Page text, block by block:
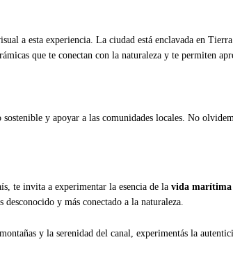
a esta experiencia. La ciudad está enclavada en
que te conectan con la naturaleza y te permiten
y apoyar a las comunidades locales. No
te invita a experimentar la esencia de la vida marítima
desconocido y más conectado a la naturaleza.
y la serenidad del canal, experimentás la